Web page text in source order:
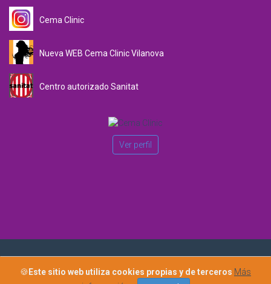
Cema Clinic
Nueva WEB Cema Clinic Vilanova
Centro autorizado Sanitat
Ver perfil
reservados
🍪 Este sitio web utiliza cookies propias y de terceros Más